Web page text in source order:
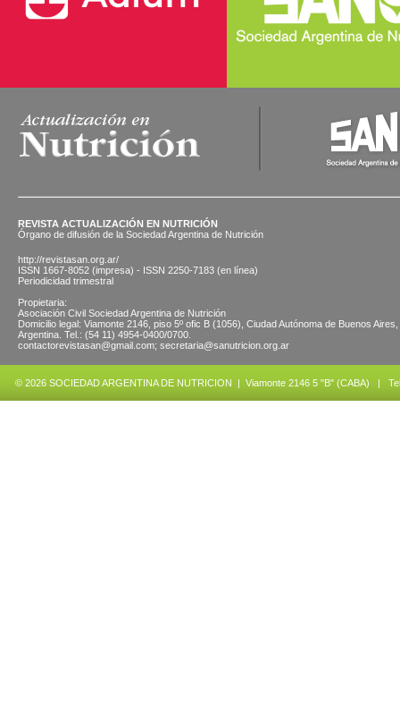
REVISTA ACTUALIZACIÓN EN NUTRICIÓN
Órgano de difusión de la Sociedad Argentina de Nutrición
http://revistasan.org.ar/
ISSN 1667-8052 (impresa) - ISSN 2250-7183 (en línea)
Periodicidad trimestral
Propietaria:
Asociación Civil Sociedad Argentina de Nutrición
Domicilio legal: Viamonte 2146, piso 5º ofic B (1056), Ciudad Autónoma de Buenos Aires,
Argentina. Tel.: (54 11) 4954-0400/0700.
contactorevistasan@gmail.com; secretaria@sanutricion.org.ar
© 2026 SOCIEDAD ARGENTINA DE NUTRICION | Viamonte 2146 5 "B" (CABA) |